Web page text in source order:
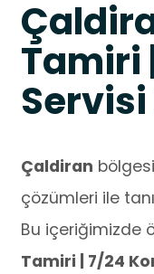
Tamiri
Çaldiran
çözümleri ile
Bu içeriğimizde
Tamiri | 7/24